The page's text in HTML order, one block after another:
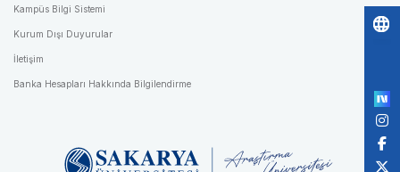
Kampüs Bilgi Sistemi
Kurum Dışı Duyurular
İletişim
Banka Hesapları Hakkında Bilgilendirme